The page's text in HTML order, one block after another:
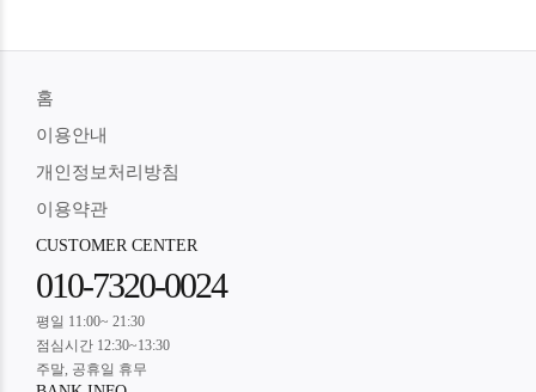
홈
이용안내
개인정보처리방침
이용약관
CUSTOMER CENTER
010-7320-0024
평일 11:00~ 21:30
점심시간 12:30~13:30
주말, 공휴일 휴무